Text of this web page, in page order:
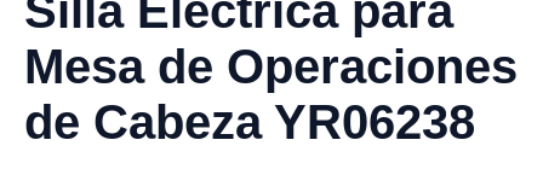
Silla Eléctrica para
Mesa de Operaciones
de Cabeza YR06238